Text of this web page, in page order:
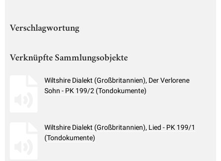
Verschlagwortung
Verknüpfte Sammlungsobjekte
Wiltshire Dialekt (Großbritannien), Der Verlorene
Sohn - PK 199/2 (Tondokumente)
Wiltshire Dialekt (Großbritannien), Lied - PK 199/1
(Tondokumente)